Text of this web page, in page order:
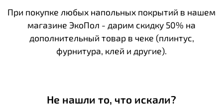
При покупке любых напольных покрытий в нашем
магазине ЭкоПол - дарим скидку 50% на
дополнительный товар в чеке (плинтус,
фурнитура, клей и другие).
Не нашли то, что искали?